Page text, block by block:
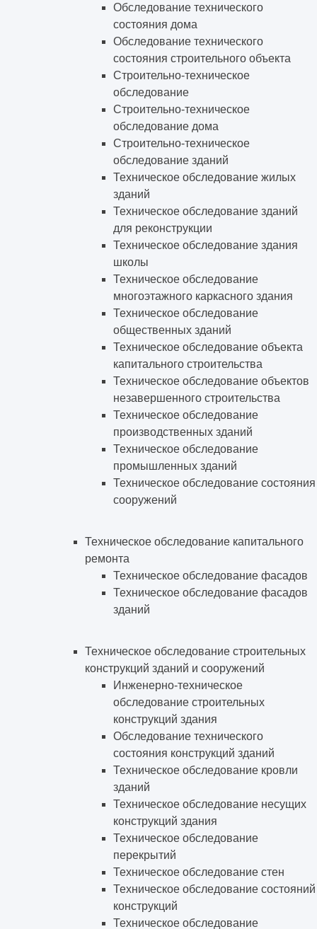
Обследование технического
состояния дома
Обследование технического
состояния строительного объекта
Строительно-техническое
обследование
Строительно-техническое
обследование дома
Строительно-техническое
обследование зданий
Техническое обследование жилых
зданий
Техническое обследование зданий
для реконструкции
Техническое обследование здания
школы
Техническое обследование
многоэтажного каркасного здания
Техническое обследование
общественных зданий
Техническое обследование объекта
капитального строительства
Техническое обследование объектов
незавершенного строительства
Техническое обследование
производственных зданий
Техническое обследование
промышленных зданий
Техническое обследование состояния
сооружений
Техническое обследование капитального
ремонта
Техническое обследование фасадов
Техническое обследование фасадов
зданий
Техническое обследование строительных
конструкций зданий и сооружений
Инженерно-техническое
обследование строительных
конструкций здания
Обследование технического
состояния конструкций зданий
Техническое обследование кровли
зданий
Техническое обследование несущих
конструкций здания
Техническое обследование
перекрытий
Техническое обследование стен
Техническое обследование состояний
конструкций
Техническое обследование